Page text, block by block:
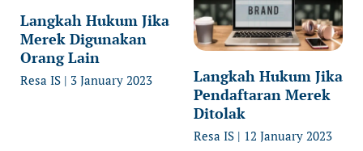
Langkah Hukum Jika
Merek Digunakan
Orang Lain
Resa IS 3 January 2023
Langkah Hukum Jika
Pendaftaran Merek
Ditolak
Resa IS 12 January 2023